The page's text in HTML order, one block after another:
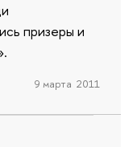
призеры и
9 марта 2011